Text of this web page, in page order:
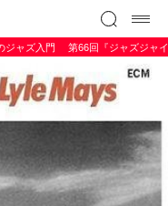
ジャズ入門 第66回『ジャズジャ